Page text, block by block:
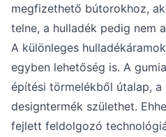
megfizethető bútorokhoz,
telne, a hulladék pedig nem
A különleges
egyben lehetőség is. A
építési törmelékből útalap,
designtermék születhet.
fejlett feldolgozó